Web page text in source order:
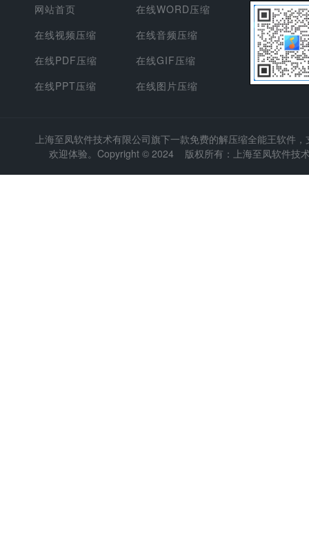
网站首页
在线视频压缩
在线PDF压缩
在线PPT压缩
在线WORD压缩
在线音频压缩
在线GIF压缩
在线图片压缩
上海至凤软件技术有限公司旗下一款免费的解压缩全能王软件
欢迎体验。Copyright © 2024 版权所有：上海至凤软件技